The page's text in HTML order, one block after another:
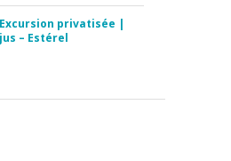
privatisée |
– Estérel